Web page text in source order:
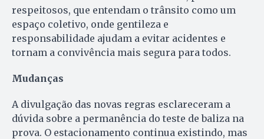
respeitosos, que entendam o trânsito como um
espaço coletivo, onde gentileza e
responsabilidade ajudam a evitar acidentes e
tornam a convivência mais segura para todos.
Mudanças
A divulgação das novas regras esclareceram a
dúvida sobre a permanência do teste de baliza na
prova. O estacionamento continua existindo, mas